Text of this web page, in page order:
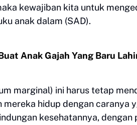
kewajiban kita untuk
anak dalam (SAD).
Anak Gajah Yang Baru
marginal) ini harus tetap
mereka hidup dengan caranya
kesehatannya, dengan